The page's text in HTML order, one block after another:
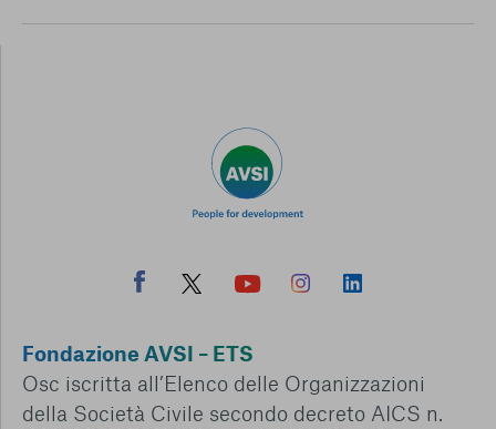
Fondazione AVSI – ETS
Osc iscritta all’Elenco delle Organizzazioni
della Società Civile secondo decreto AICS n.